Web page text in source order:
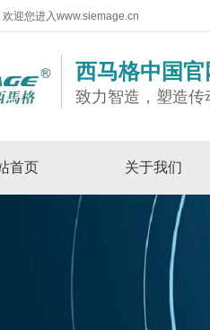
迎您进入www.siemage.cn
西马格中国官
致力智造，塑造传
首页 关于我们